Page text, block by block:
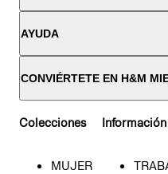
AYUDA
CONVIÉRTETE EN H&M
Colecciones
MUJER